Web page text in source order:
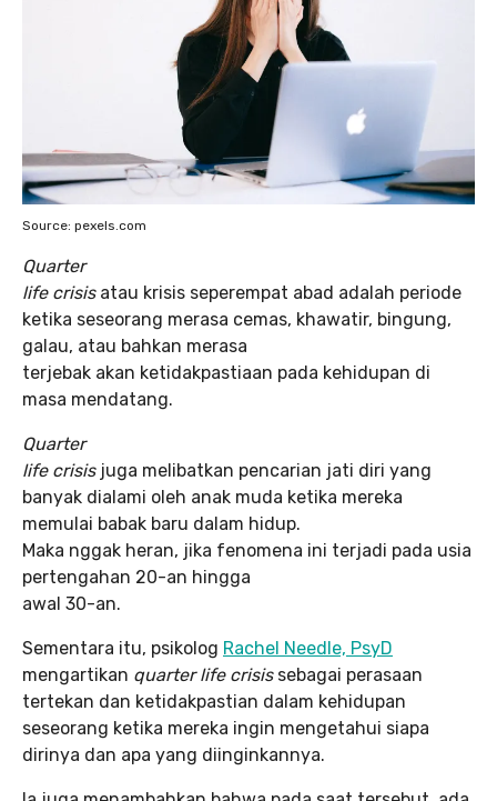
Source: pexels.com
Quarter
life crisisatau krisis seperempat abad adalah periode
ketika seseorang merasa cemas, khawatir, bingung,
galau, atau bahkan merasa
terjebak akan ketidakpastiaan pada kehidupan di
masa mendatang.
Quarter
life crisisjuga melibatkan pencarian jati diri yang
banyak dialami oleh anak muda ketika mereka
memulai babak baru dalam hidup.
Maka nggak heran, jika fenomena ini terjadi pada usia
pertengahan 20-an hingga
awal 30-an.
Sementara itu, psikolog Rachel Needle, PsyD
mengartikan quarter life crisissebagai perasaan
tertekan dan ketidakpastian dalam kehidupan
seseorang ketika mereka ingin mengetahui siapa
dirinya dan apa yang diinginkannya.